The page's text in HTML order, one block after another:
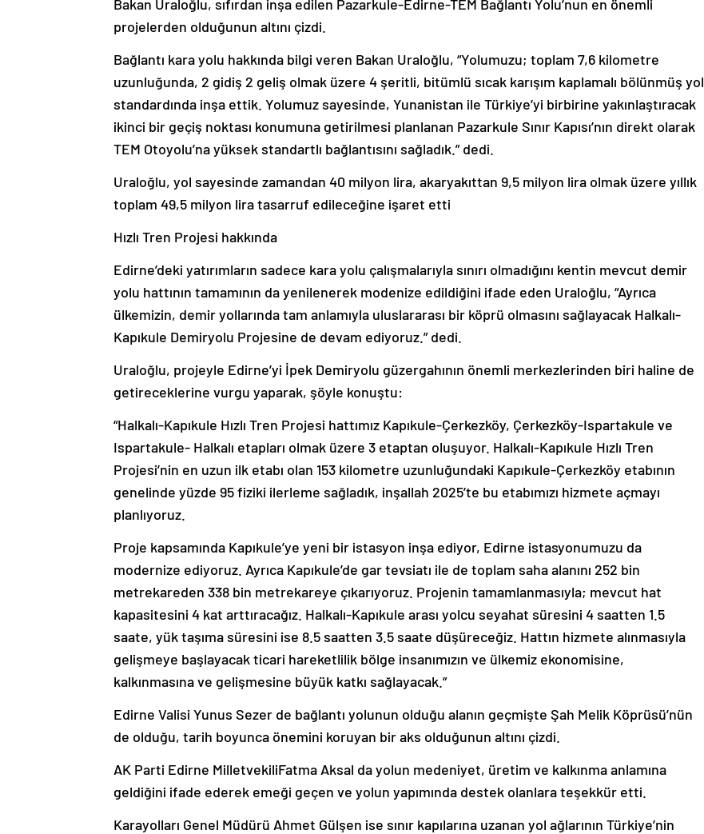
Bakan Uraloğlu, sıfırdan inşa edilen Pazarkule-Edirne-TEM Bağlantı Yolu’nun en önemli
projelerden olduğunun altını çizdi.
Bağlantı kara yolu hakkında bilgi veren Bakan Uraloğlu, “Yolumuzu; toplam 7,6 kilometre
uzunluğunda, 2 gidiş 2 geliş olmak üzere 4 şeritli, bitümlü sıcak karışım kaplamalı bölünmüş yol
standardında inşa ettik. Yolumuz sayesinde, Yunanistan ile Türkiye’yi birbirine yakınlaştıracak
ikinci bir geçiş noktası konumuna getirilmesi planlanan Pazarkule Sınır Kapısı’nın direkt olarak
TEM Otoyolu’na yüksek standartlı bağlantısını sağladık.” dedi.
Uraloğlu, yol sayesinde zamandan 40 milyon lira, akaryakıttan 9,5 milyon lira olmak üzere yıllık
toplam 49,5 milyon lira tasarruf edileceğine işaret etti
Hızlı Tren Projesi hakkında
Edirne’deki yatırımların sadece kara yolu çalışmalarıyla sınırı olmadığını kentin mevcut demir
yolu hattının tamamının da yenilenerek modenize edildiğini ifade eden Uraloğlu, “Ayrıca
ülkemizin, demir yollarında tam anlamıyla uluslararası bir köprü olmasını sağlayacak Halkalı-
Kapıkule Demiryolu Projesine de devam ediyoruz.” dedi.
Uraloğlu, projeyle Edirne’yi İpek Demiryolu güzergahının önemli merkezlerinden biri haline de
getireceklerine vurgu yaparak, şöyle konuştu:
“Halkalı-Kapıkule Hızlı Tren Projesi hattımız Kapıkule-Çerkezköy, Çerkezköy-Ispartakule ve
Ispartakule- Halkalı etapları olmak üzere 3 etaptan oluşuyor. Halkalı-Kapıkule Hızlı Tren
Projesi’nin en uzun ilk etabı olan 153 kilometre uzunluğundaki Kapıkule-Çerkezköy etabının
genelinde yüzde 95 fiziki ilerleme sağladık, inşallah 2025’te bu etabımızı hizmete açmayı
planlıyoruz.
Proje kapsamında Kapıkule’ye yeni bir istasyon inşa ediyor, Edirne istasyonumuzu da
modernize ediyoruz. Ayrıca Kapıkule’de gar tevsiatı ile de toplam saha alanını 252 bin
metrekareden 338 bin metrekareye çıkarıyoruz. Projenin tamamlanmasıyla; mevcut hat
kapasitesini 4 kat arttıracağız. Halkalı-Kapıkule arası yolcu seyahat süresini 4 saatten 1.5
saate, yük taşıma süresini ise 8.5 saatten 3.5 saate düşüreceğiz. Hattın hizmete alınmasıyla
gelişmeye başlayacak ticari hareketlilik bölge insanımızın ve ülkemiz ekonomisine,
kalkınmasına ve gelişmesine büyük katkı sağlayacak.”
Edirne Valisi Yunus Sezer de bağlantı yolunun olduğu alanın geçmişte Şah Melik Köprüsü’nün
de olduğu, tarih boyunca önemini koruyan bir aks olduğunun altını çizdi.
AK Parti Edirne MilletvekiliFatma Aksal da yolun medeniyet, üretim ve kalkınma anlamına
geldiğini ifade ederek emeği geçen ve yolun yapımında destek olanlara teşekkür etti.
Karayolları Genel Müdürü Ahmet Gülşen ise sınır kapılarına uzanan yol ağlarının Türkiye’nin